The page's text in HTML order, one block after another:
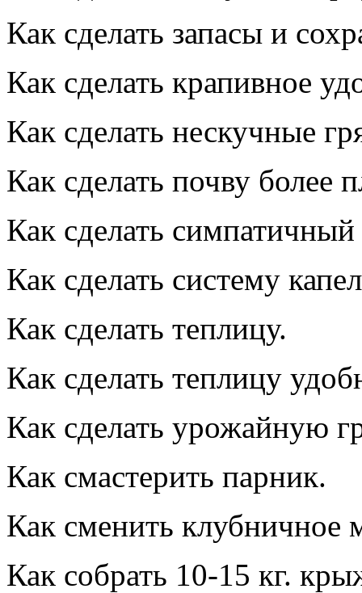
Как сделать запасы и
Как сделать крапивное
Как сделать нескучные
Как сделать почву более
Как сделать симпатичный
Как сделать систему
Как сделать теплицу.
Как сделать теплицу
Как сделать урожайную
Как смастерить парник.
Как сменить клубничное
Как собрать 10-15 кг.